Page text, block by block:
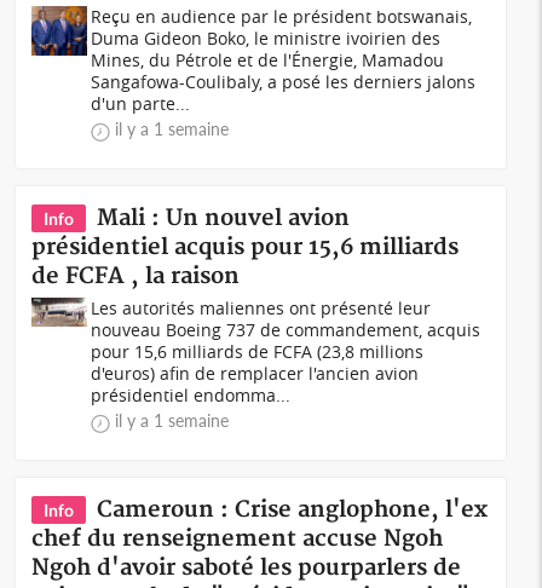
Reçu en audience par le président botswanais,
Duma Gideon Boko, le ministre ivoirien des
Mines, du Pétrole et de l'Énergie, Mamadou
Sangafowa-Coulibaly, a posé les derniers jalons
d'un parte...
il y a 1 semaine
Info
Mali : Un nouvel avion
présidentiel acquis pour 15,6 milliards
de FCFA , la raison
Les autorités maliennes ont présenté leur
nouveau Boeing 737 de commandement, acquis
pour 15,6 milliards de FCFA (23,8 millions
d'euros) afin de remplacer l'ancien avion
présidentiel endomma...
il y a 1 semaine
Info
Cameroun : Crise anglophone, l'ex
chef du renseignement accuse Ngoh
Ngoh d'avoir saboté les pourparlers de